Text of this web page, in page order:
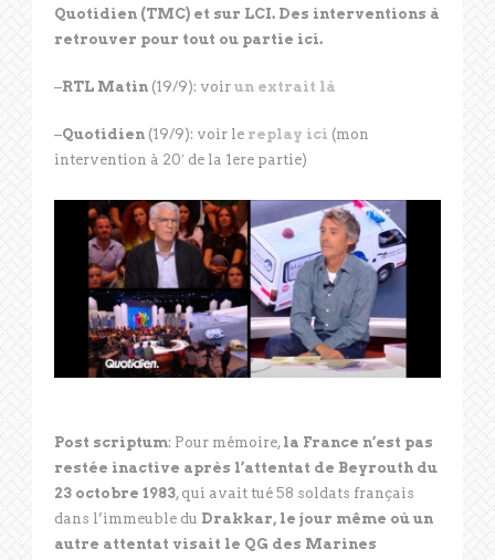
Quotidien (TMC) et sur LCI. Des interventions à
retrouver pour tout ou partie ici.
–RTL Matin (19/9): voir un extrait là
–Quotidien (19/9): voir le replay ici (mon
intervention à 20′ de la 1ere partie)
Post scriptum: Pour mémoire, la France n’est pas
restée inactive après l’attentat de Beyrouth du
23 octobre 1983, qui avait tué 58 soldats français
dans l’immeuble du Drakkar, le jour même où un
autre attentat visait le QG des Marines